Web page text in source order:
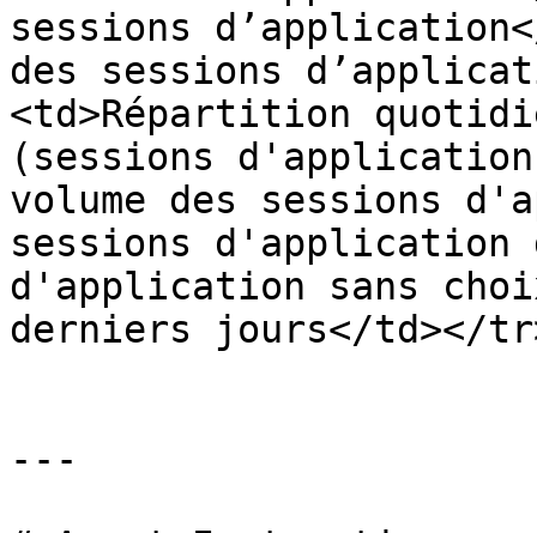
sessions
des sessions
<td>Répartition
(sessions
volume des sessions
sessions d'application
d'application sans
derniers jours</td></
---